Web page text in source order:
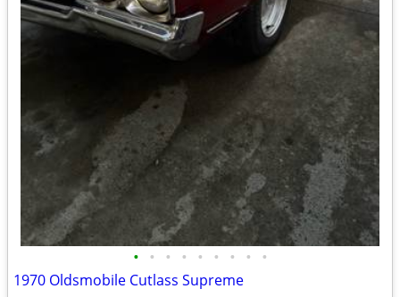
• • • • • • • • •
1970 Oldsmobile Cutlass Supreme